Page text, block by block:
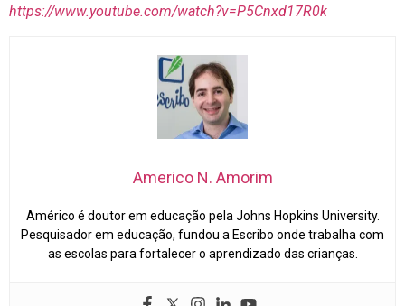
https://www.youtube.com/watch?v=P5Cnxd17R0k
Americo N. Amorim
Américo é doutor em educação pela Johns Hopkins University.
Pesquisador em educação, fundou a Escribo onde trabalha com
as escolas para fortalecer o aprendizado das crianças.